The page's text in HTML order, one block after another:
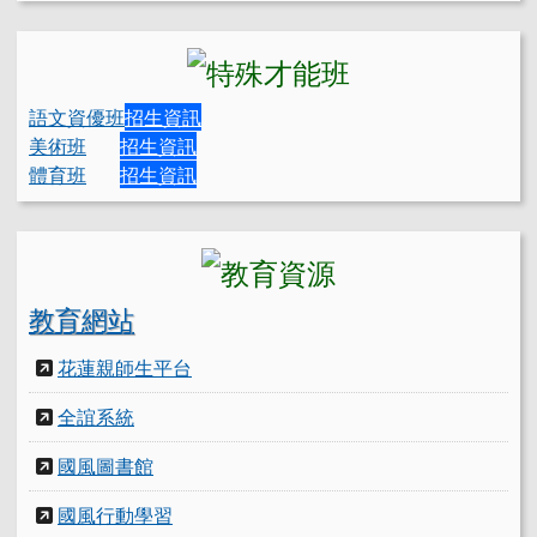
語文資優班招生資訊
美術班
招生資訊
體育班
招生資訊
教育網站
花蓮親師生平台
全誼系統
國風圖書館
國風行動學習